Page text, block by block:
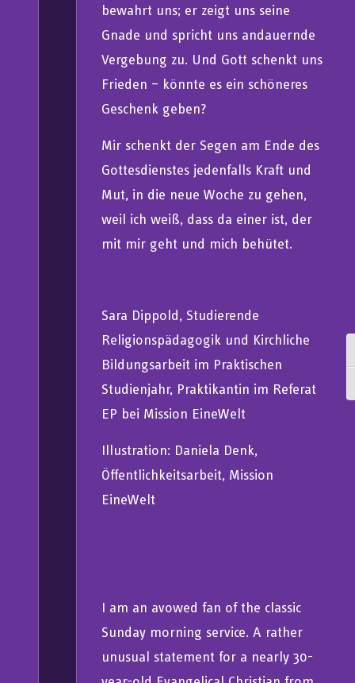
bewahrt uns; er zeigt uns seine
Gnade und spricht uns andauernde
Vergebung zu. Und Gott schenkt uns
Frieden – könnte es ein schöneres
Geschenk geben?
Mir schenkt der Segen am Ende des
Gottesdienstes jedenfalls Kraft und
Mut, in die neue Woche zu gehen,
weil ich weiß, dass da einer ist, der
mit mir geht und mich behütet.
Sara Dippold, Studierende
Religionspädagogik und Kirchliche
Bildungsarbeit im Praktischen
Studienjahr, Praktikantin im Referat
EP bei Mission EineWelt
Illustration: Daniela Denk,
Öffentlichkeitsarbeit, Mission
EineWelt
I am an avowed fan of the classic
Sunday morning service. A rather
unusual statement for a nearly 30-